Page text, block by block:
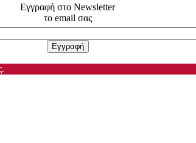
Εγγραφή στο Newsletter
το email σας